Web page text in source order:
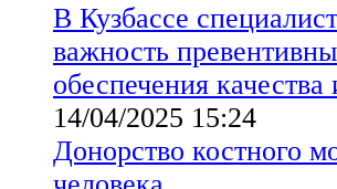
В Кузбассе
важность
обеспечения
14/04/2025 15:24
Донорство костного